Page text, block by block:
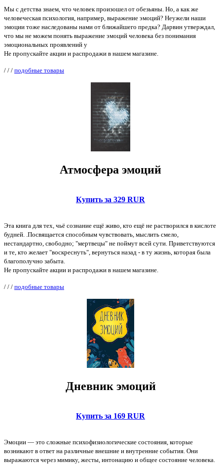
Мы с детства знаем, что человек произошел от обезьяны. Но, а как же
человеческая психология, например, выражение эмоций? Неужели наши
эмоции тоже наследованы нами от ближайшего предка? Дарвин утверждал,
что мы не можем понять выражение эмоций человека без понимания
эмоциональных проявлений у
Не пропускайте акции и распродажи в нашем магазине.
/ / / подобные товары
Атмосфера эмоций
Купить за 329 RUR
Эта книга для тех, чьё сознание ещё живо, кто ещё не растворился в кислоте
будней. .Посвящается способным чувствовать, мыслить смело,
нестандартно, свободно; "мертвецы" не поймут всей сути. Приветствуются
и те, кто желает "воскреснуть", вернуться назад - в ту жизнь, которая была
благополучно забыта.
Не пропускайте акции и распродажи в нашем магазине.
/ / / подобные товары
Дневник эмоций
Купить за 169 RUR
Эмоции — это сложные психофизиологические состояния, которые
возникают в ответ на различные внешние и внутренние события. Они
выражаются через мимику, жесты, интонацию и общее состояние человека.